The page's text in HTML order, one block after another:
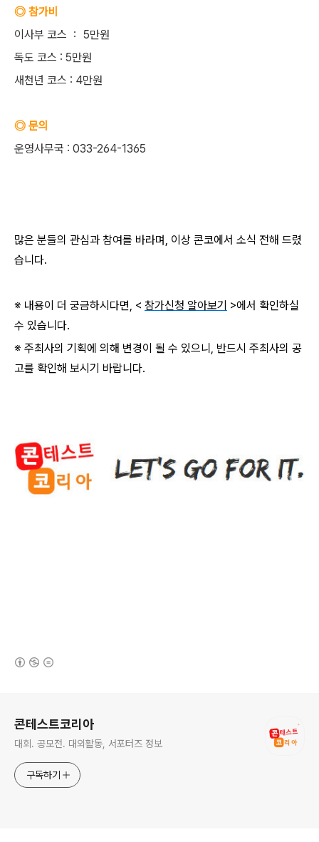
◎ 참가비
이사부 코스 ： 5만원
독도 코스 : 5만원
새천년 코스 : 4만원
◎ 문의
운영사무국 : 033-264-1365
많은 분들의 관심과 참여를 바라며, 이상 콘코에서 소식 전해 드렸
습니다.
※ 내용이 더 궁금하시다면, < 참가신청 알아보기 >에서 확인하실
수 있습니다.
※ 주최사의 기획에 의해 변경이 될 수 있으니, 반드시 주최사의 공
고를 확인해 보시기 바랍니다.
콘테스트코리아
대회. 공모전. 대외활동, 서포터즈 정보
구독하기